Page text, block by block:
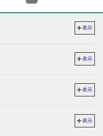
表示
表示
表示
表示